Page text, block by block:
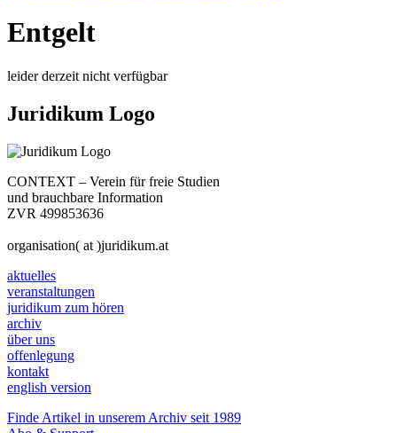
Entgelt
leider derzeit nicht verfügbar
Juridikum Logo
CONTEXT – Verein für freie Studien
und brauchbare Information
ZVR 499853636
organisation( at )juridikum.at
aktuelles
veranstaltungen
juridikum zum hören
archiv
über uns
offenlegung
kontakt
english version
Finde Artikel in unserem Archiv seit 1989